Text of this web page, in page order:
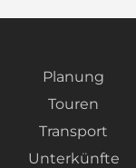
Planung
Touren
Transport
Unterkünfte